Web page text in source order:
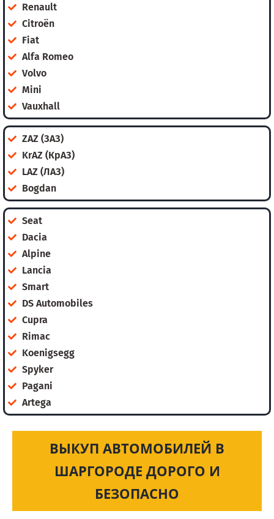
Renault
Citroën
Fiat
Alfa Romeo
Volvo
Mini
Vauxhall
ZAZ (ЗАЗ)
KrAZ (КрАЗ)
LAZ (ЛАЗ)
Bogdan
Seat
Dacia
Alpine
Lancia
Smart
DS Automobiles
Cupra
Rimac
Koenigsegg
Spyker
Pagani
Artega
ВЫКУП АВТОМОБИЛЕЙ В
ШАРГОРОДЕ ДОРОГО И
БЕЗОПАСНО